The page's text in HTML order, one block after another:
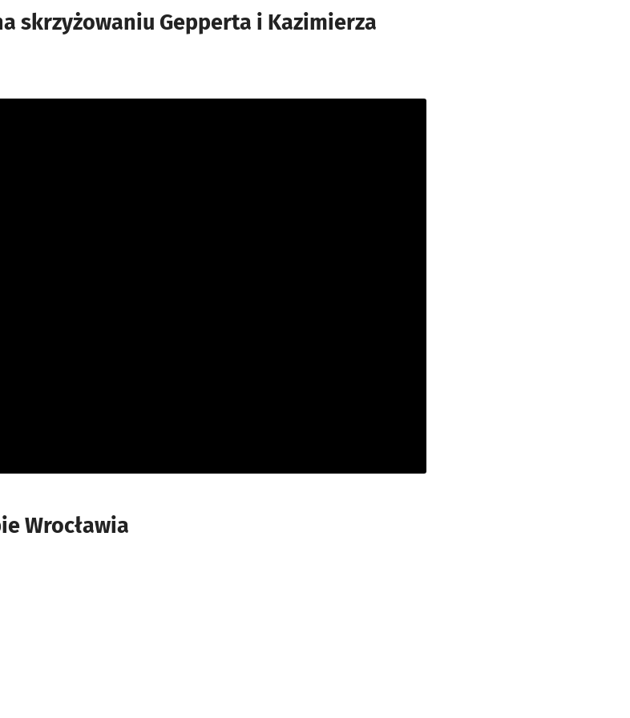
skrzyżowaniu Gepperta i Kazimierza
Wrocławia